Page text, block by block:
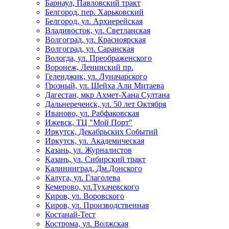
Барнаул, Павловский тракт
Белгород, пер. Харьковский
Белгород, ул. Архиерейская
Владивосток, ул. Светланская
Волгоград, ул. Красноярская
Волгоград, ул. Саранская
Вологда, ул. Преображенского
Воронеж, Ленинский пр.
Геленджик, ул. Луначарского
Грозный, ул. Шейха Али Митаева
Дагестан, мкр Ахмет-Хана Султана
Дальнереченск, ул. 50 лет Октября
Иваново, ул. Рабфаковская
Ижевск, ТЦ "Мой Порт"
Иркутск, Декабрьских Событий
Иркутск, ул. Академическая
Казань, ул. Журналистов
Казань, ул. Сибирский тракт
Калининград, Дм.Донского
Калуга, ул. Глаголева
Кемерово, ул.Тухачевского
Киров, ул. Воровского
Киров, ул. Производственная
Костанай-Тест
Кострома, ул. Волжская